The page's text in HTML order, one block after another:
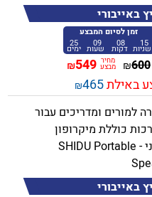
באייבורי
זמן לסיום המבצע
15
שניות 08
דקות 09
שעות 25
ימים
600
₪ מחיר
מבצע 549
₪
באילת465
₪
למורים ומדריכים עבור
כוללת מיקרופון
אלחוטי ידני - SHIDU Portable
באייבורי